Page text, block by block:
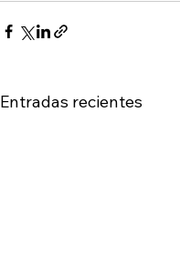
Entradas recientes